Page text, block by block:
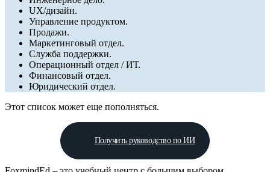
UX/дизайн.
Управление продуктом.
Продажи.
Маркетинговый отдел.
Служба поддержки.
Операционный отдел / ИТ.
Финансовый отдел.
Юридический отдел.
Этот список может еще пополняться.
Получить руководство по ИИ